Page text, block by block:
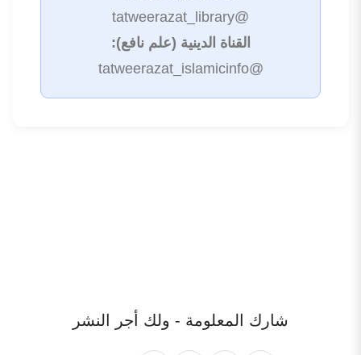
@tatweerazat_library
القناة الدينية (علم نافع):
@tatweerazat_islamicinfo
شارك المعلومة - ولك أجر النشر